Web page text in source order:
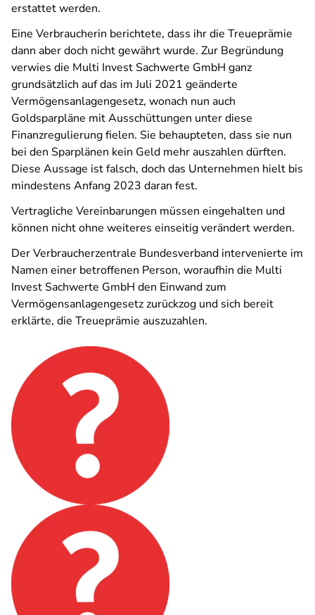
erstattet werden.
Eine Verbraucherin berichtete, dass ihr die Treueprämie
dann aber doch nicht gewährt wurde. Zur Begründung
verwies die Multi Invest Sachwerte GmbH ganz
grundsätzlich auf das im Juli 2021 geänderte
Vermögensanlagengesetz, wonach nun auch
Goldsparpläne mit Ausschüttungen unter diese
Finanzregulierung fielen. Sie behaupteten, dass sie nun
bei den Sparplänen kein Geld mehr auszahlen dürften.
Diese Aussage ist falsch, doch das Unternehmen hielt bis
mindestens Anfang 2023 daran fest.
Vertragliche Vereinbarungen müssen eingehalten und
können nicht ohne weiteres einseitig verändert werden.
Der Verbraucherzentrale Bundesverband intervenierte im
Namen einer betroffenen Person, woraufhin die Multi
Invest Sachwerte GmbH den Einwand zum
Vermögensanlagengesetz zurückzog und sich bereit
erklärte, die Treueprämie auszuzahlen.